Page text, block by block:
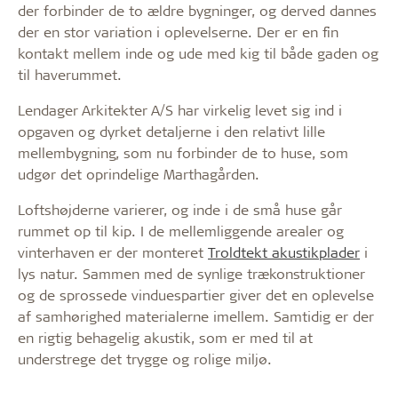
der forbinder de to ældre bygninger, og derved dannes
der en stor variation i oplevelserne. Der er en fin
kontakt mellem inde og ude med kig til både gaden og
til haverummet.
Lendager Arkitekter A/S har virkelig levet sig ind i
opgaven og dyrket detaljerne i den relativt lille
mellembygning, som nu forbinder de to huse, som
udgør det oprindelige Marthagården.
Loftshøjderne varierer, og inde i de små huse går
rummet op til kip. I de mellemliggende arealer og
vinterhaven er der monteret Troldtekt akustikplader i
lys natur. Sammen med de synlige trækonstruktioner
og de sprossede vinduespartier giver det en oplevelse
af samhørighed materialerne imellem. Samtidig er der
en rigtig behagelig akustik, som er med til at
understrege det trygge og rolige miljø.